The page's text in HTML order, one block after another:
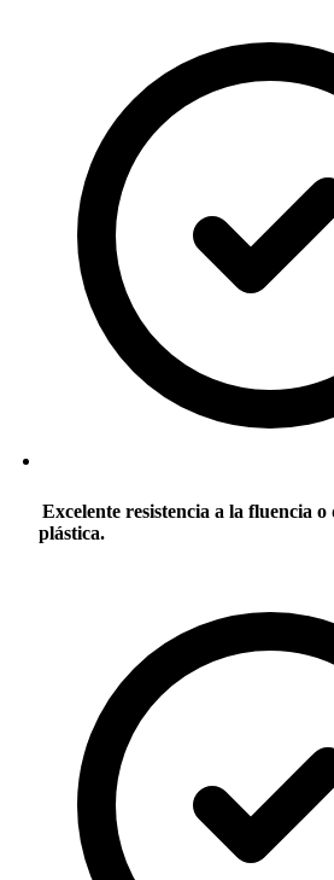
Excelente resistencia a la fluencia
plástica.